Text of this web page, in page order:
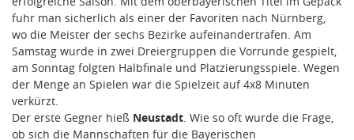
fuhr man sicherlich als einer der Favoriten nach Nürnberg,
wo die Meister der sechs Bezirke aufeinandertrafen. Am
Samstag wurde in zwei Dreiergruppen die Vorrunde gespielt,
am Sonntag folgten Halbfinale und Platzierungsspiele. Wegen
der Menge an Spielen war die Spielzeit auf 4x8 Minuten
verkürzt.
Der erste Gegner hieß Neustadt . Wie so oft wurde die Frage,
ob sich die Mannschaften für die Bayerischen